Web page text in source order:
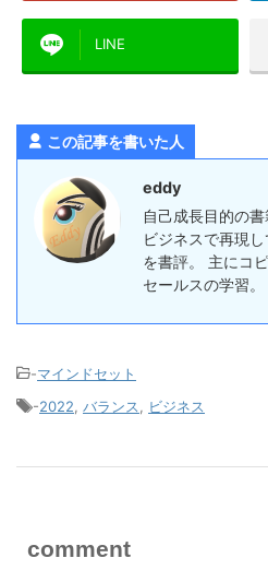
LINE
この記事を書いた人
eddy
自己成長目的の書
ビジネスで再現
を書評。 主にコ
セールスの学習。
-マインドセット
-2022 バランス ビジネス
comment